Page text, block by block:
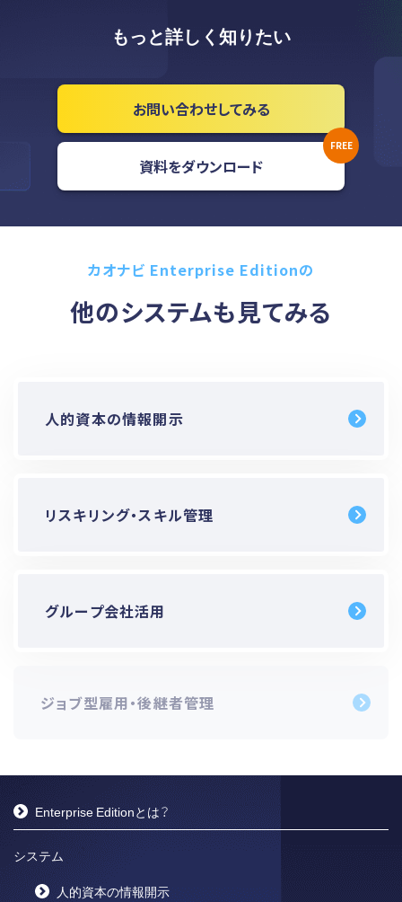
もっと詳しく知りたい
お問い合わせしてみる
資料をダウンロード
カオナビ Enterprise Editionの
他のシステムも見てみる
人的資本の情報開示
リスキリング・スキル管理
グループ会社活用
ジョブ型雇用・後継者管理
Enterprise Editionとは？
システム
人的資本の情報開示